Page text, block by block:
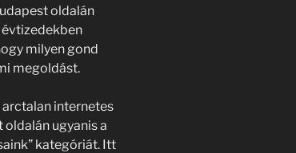
oldalán
milyen gond
megoldást.
arctalan internetes
ugyanis a
kategóriát. Itt